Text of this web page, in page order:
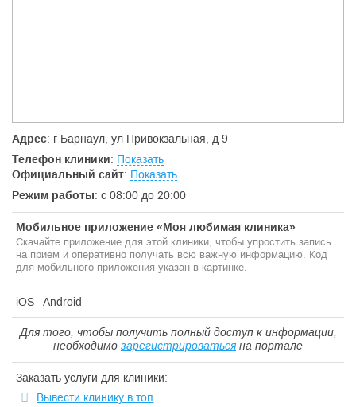
Адрес: г Барнаул, ул Привокзальная, д 9
Телефон клиники: Показать
Официальный сайт: Показать
Режим работы: с 08:00 до 20:00
Мобильное приложение «Моя любимая клиника»
Скачайте приложение для этой клиники, чтобы упростить запись
на прием и оперативно получать всю важную информацию. Код
для мобильного приложения указан в картинке.
iOS Android
Для того, чтобы получить полный доступ к информации,
необходимо зарегистрироватьсяна портале
Заказать услуги для клиники:
Вывести клинику в топ